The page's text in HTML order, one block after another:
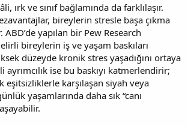
ırk ve sınıf bağlamında da farklılaşır.
bireylerin stresle başa çıkma
yapılan bir Pew Research
bireylerin iş ve yaşam baskıları
düzeyde kronik stres yaşadığını ortaya
ise bu baskıyı katmerlendirir;
eşitsizliklerle karşılaşan siyah veya
yaşamlarında daha sık “canı